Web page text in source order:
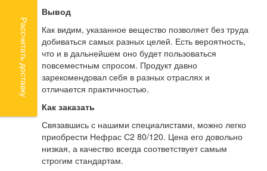
Вывод
Как видим, указанное вещество позволяет без труда
добиваться самых разных целей. Есть вероятность,
что и в дальнейшем оно будет пользоваться
повсеместным спросом. Продукт давно
зарекомендовал себя в разных отраслях и
отличается практичностью.
Как заказать
Связавшись с нашими специалистами, можно легко
приобрести Нефрас С2 80/120. Цена его довольно
низкая, а качество всегда соответствует самым
строгим стандартам.
Рассчитать доставку